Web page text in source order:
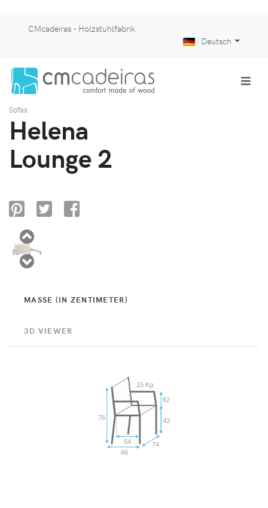
CMcadeiras - Holzstuhlfabrik
Deutsch
Sofas
Helena
Lounge 2
MASSE (IN ZENTIMETER)
3D VIEWER
76
54
66
74
43
62
15 Kg